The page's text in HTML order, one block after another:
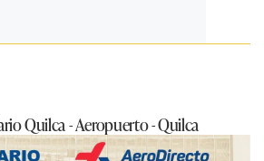
Quilca - Aeropuerto - Quilca